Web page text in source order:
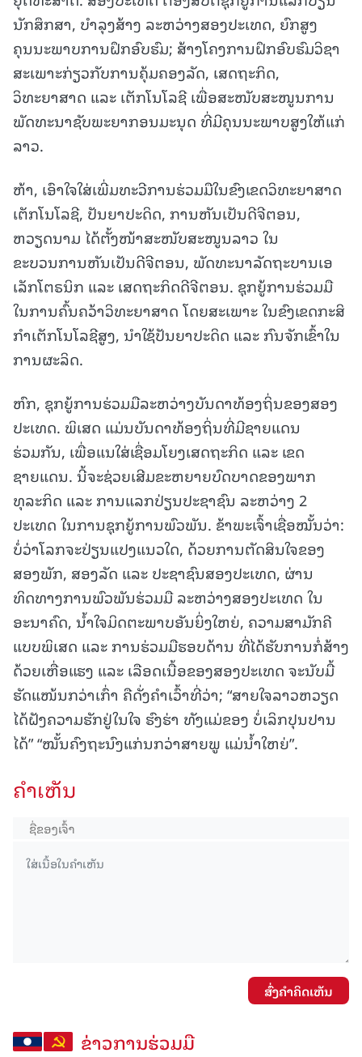
ນັກສຶກສາ, ບຳລຸງສ້າງ ລະຫວ່າງສອງປະເທດ, ຍົກສູງ
ຄຸນນະພາບການຝຶກອົບຮົມ; ສ້າງໂຄງການຝຶກອົບຮົມວິຊາ
ສະເພາະກ່ຽວກັບການຄຸ້ມຄອງລັດ, ເສດຖະກິດ,
ວິທະຍາສາດ ແລະ ເຕັກໂນໂລຊີ ເພື່ອສະໜັບສະໜູນການ
ພັດທະນາຊັບພະຍາກອນມະນຸດ ທີ່ມີຄຸນນະພາບສູງໃຫ້ແກ່
ລາວ.
ຫ້າ, ເອົາໃຈໃສ່ເພີ່ມທະວີການຮ່ວມມືໃນຂົງເຂດວິທະຍາສາດ
ເຕັກໂນໂລຊີ, ປັນຍາປະດິດ, ການຫັນເປັນດີຈີຕອນ,
ຫວຽດນາມ ໄດ້ຕັ້ງໜ້າສະໜັບສະໜູນລາວ ໃນ
ຂະບວນການຫັນເປັນດີຈີຕອນ, ພັດທະນາລັດຖະບານເອ
ເລັກໂຕຣນິກ ແລະ ເສດຖະກິດດີຈີຕອນ. ຊຸກຍູ້ການຮ່ວມມື
ໃນການຄົ້ນຄວ້າວິທະຍາສາດ ໂດຍສະເພາະ ໃນຂົງເຂດກະສິ
ກໍາເຕັກໂນໂລຊີສູງ, ນໍາໃຊ້ປັນຍາປະດິດ ແລະ ກົນຈັກເຂົ້າໃນ
ການຜະລິດ.
ຫົກ, ຊຸກຍູ້ການຮ່ວມມືລະຫວ່າງບັນດາທ້ອງຖິ່ນຂອງສອງ
ປະເທດ. ພິເສດ ແມ່ນບັນດາທ້ອງຖິ່ນທີ່ມີຊາຍແດນ
ຮ່ວມກັນ, ເພື່ອແນໃສ່ເຊື່ອມໂຍງເສດຖະກິດ ແລະ ເຂດ
ຊາຍແດນ. ນີ້ຈະຊ່ວຍເສີມຂະຫຍາຍບົດບາດຂອງພາກ
ທຸລະກິດ ແລະ ການແລກປ່ຽນປະຊາຊົນ ລະຫວ່າງ 2
ປະເທດ ໃນການຊຸກຍູ້ການພົວພັນ. ຂ້າພະເຈົ້າເຊື່ອໝັ້ນວ່າ:
ບໍ່ວ່າໂລກຈະປ່ຽນແປງແນວໃດ, ດ້ວຍການຕັດສິນໃຈຂອງ
ສອງພັກ, ສອງລັດ ແລະ ປະຊາຊົນສອງປະເທດ, ຜ່ານ
ທິດທາງການພົວພັນຮ່ວມມື ລະຫວ່າງສອງປະເທດ ໃນ
ອະນາຄົດ, ນ້ຳໃຈມິດຕະພາບອັນຍິ່ງໃຫຍ່, ຄວາມສາມັກຄີ
ແບບພິເສດ ແລະ ການຮ່ວມມືຮອບດ້ານ ທີ່ໄດ້ຮັບການກໍ່ສ້າງ
ດ້ວຍເຫື່ອແຮງ ແລະ ເລືອດເນື້ອຂອງສອງປະເທດ ຈະນັບມື້
ຮັດແໜ້ນກວ່າເກົ່າ ຄືດັ່ງຄໍາເວົ້າທີ່ວ່າ; “ສາຍໃຈລາວຫວຽດ
ໄດ້ຝັງຄວາມຮັກຢູ່ໃນໃຈ ຮົງຮ່າ ທັງແມ່ຂອງ ບໍ່ເລິກປຸນປານ
ໄດ້” “ໝັ້ນຄົງຖະນົງແກ່ນກວ່າສາຍພູ ແມ່ນໍ້າໃຫຍ່”.
ຄໍາເຫັນ
ສົ່ງຄໍາຄິດເຫັນ
ຂ່າວການຮ່ວມມື